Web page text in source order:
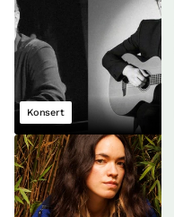
Konsert